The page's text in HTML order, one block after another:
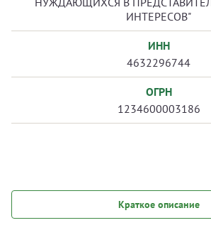
ИНТЕРЕСОВ"
ИНН
4632296744
ОГРН
1234600003186
Краткое описание